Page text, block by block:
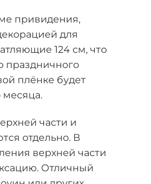
привидения,
для
124 см, что
праздничного
плёнке будет
месяца.
части и
отдельно. В
верхней части
Отличный